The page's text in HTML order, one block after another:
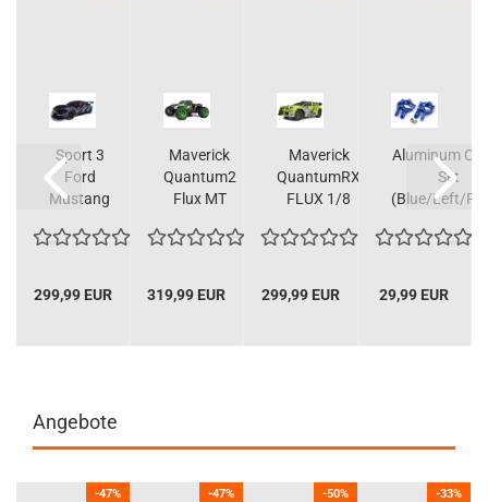
Sport 3
Ford
Mustang
1400
299,99 EUR
Maverick
Quantum2
Flux MT
Shaft...
319,99 EUR
Maverick
QuantumRX
FLUX 1/8
Brushless...
299,99 EUR
Aluminum C-
Set
(Blue/Left/
29,99 EUR
Angebote
-47% -47% -50% -33%